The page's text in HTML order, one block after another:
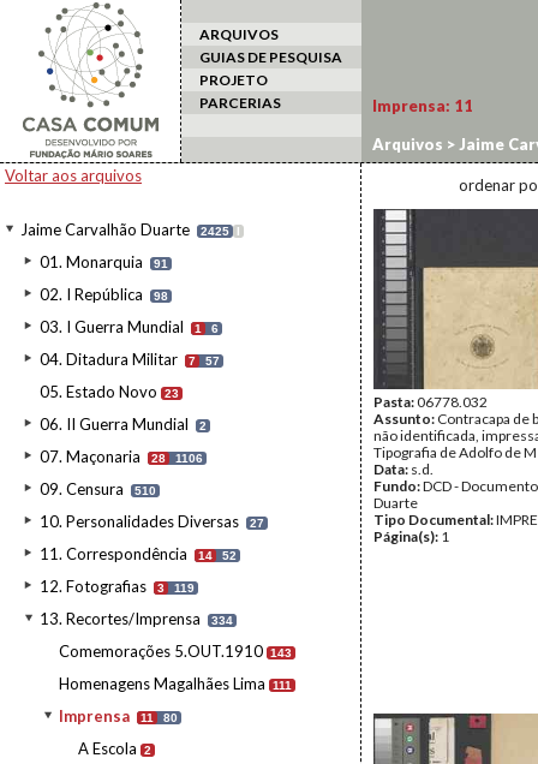
ARQUIVOS
GUIAS DE PESQUISA
PROJETO
PARCERIAS
Voltar aos arquivos
Jaime Carvalhão Duarte 2425 I
01. Monarquia 91
02. I República 98
03. I Guerra Mundial 1 6
04. Ditadura Militar 7 57
05. Estado Novo 23
06. II Guerra Mundial 2
07. Maçonaria 28 1106
09. Censura 510
10. Personalidades Diversas 27
11. Correspondência 14 52
12. Fotografias 3 119
13. Recortes/Imprensa 334
Comemorações 5.OUT.1910 143
Homenagens Magalhães Lima 111
Imprensa 11 80
A Escola 2
Imprensa: 11
Arquivos > Jaime
ordenar
Pasta:06778.032
Assunto: Contracapa de
não identificada,
Tipografia de Adolfo de
Data: s.d.
Fundo:DCD -
Duarte
Tipo Documental:
Página(s): 1